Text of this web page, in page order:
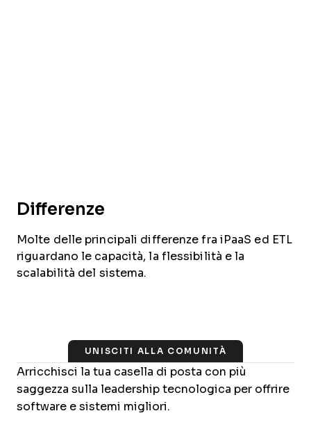
Differenze
Molte delle principali differenze fra iPaaS ed ETL
riguardano le capacità, la flessibilità e la
scalabilità del sistema.
UNISCITI ALLA COMUNITÀ
Arricchisci la tua casella di posta con più
saggezza sulla leadership tecnologica per offrire
software e sistemi migliori.